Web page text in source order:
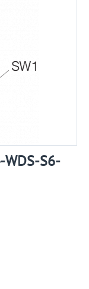
S6-